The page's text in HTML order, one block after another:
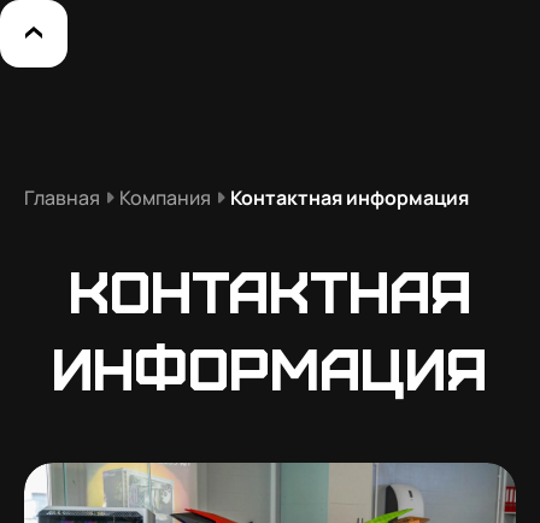
Главная Компания Контактная информация
Контактная
информация